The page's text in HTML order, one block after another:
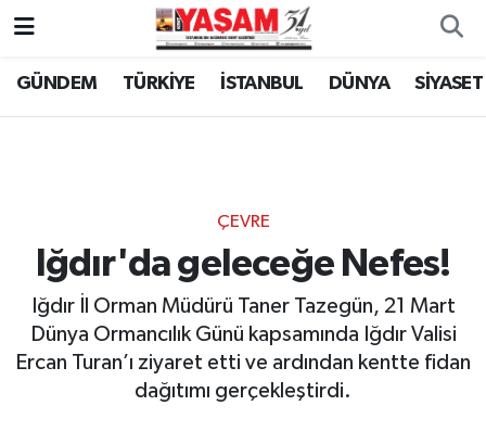
GÜNDEM TÜRKİYE İSTANBUL DÜNYA SİYASET
ÇEVRE
Iğdır'da geleceğe Nefes!
Iğdır İl Orman Müdürü Taner Tazegün, 21 Mart
Dünya Ormancılık Günü kapsamında Iğdır Valisi
Ercan Turan’ı ziyaret etti ve ardından kentte fidan
dağıtımı gerçekleştirdi.